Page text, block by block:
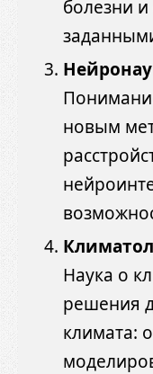
болезни
новым
Наука о
решения
климата: